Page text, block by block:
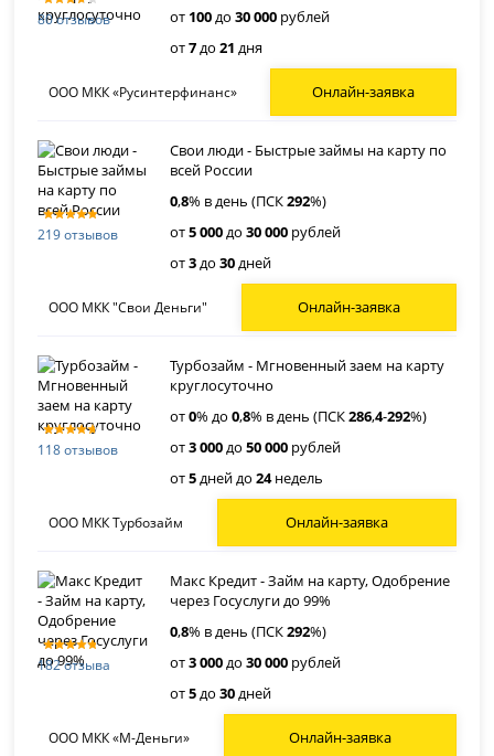
80 отзывов
от 100до30 000 рублей
от7до21 дня
ООО МКК «Русинтерфинанс» Онлайн-заявка
219 отзывов
Свои люди - Быстрые займы на карту по
всей России
0,8% в день (ПСК292%)
от5 000до30 000 рублей
от3до30дней
ООО МКК "Свои Деньги" Онлайн-заявка
118 отзывов
Турбозайм - Мгновенный заем на карту
круглосуточно
от0% до0,8% в день (ПСК286,4-292%)
от3 000до50 000 рублей
от5дней до24недель
ООО МКК Турбозайм Онлайн-заявка
182 отзыва
Макс Кредит - Займ на карту, Одобрение
через Госуслуги до 99%
0,8% в день (ПСК292%)
от3 000до30 000 рублей
от5до30дней
ООО МКК «М-Деньги» Онлайн-заявка